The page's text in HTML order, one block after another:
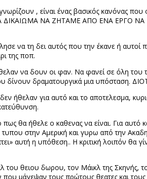
, είναι ένας βασικός κανόνας που
ΔΙΚΑΙΩΜΑ ΝΑ ΖΗΤΑΜΕ ΑΠΟ ΕΝΑ ΕΡΓΟ
να τη δει αυτός που την έκανε ή αυτοί
της ποπ.
να δουν οι φαν. Να φανεί σε όλη
δίνουν δραματουργικά μια υπόσταση.
ήθελαν για αυτό και το αποτελεσμα,
θα ήθελε ο καθενας να είναι. Για αυτό
τυπου στην Αμερική και γυρω από την
αυτή η υπόθεση.. Η κριτική λοιπόν θα
του θειου δωρου, τον Μάικλ της
μάγεψαν τους πρώτους θεατες και